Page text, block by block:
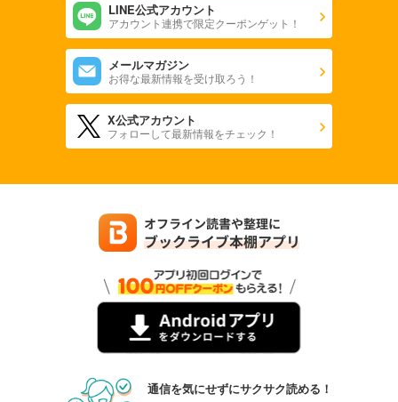
LINE公式アカウント
アカウント連携で限定クーポンゲット！
メールマガジン
お得な最新情報を受け取ろう！
X公式アカウント
フォローして最新情報をチェック！
通信を気にせずにサクサク読める！